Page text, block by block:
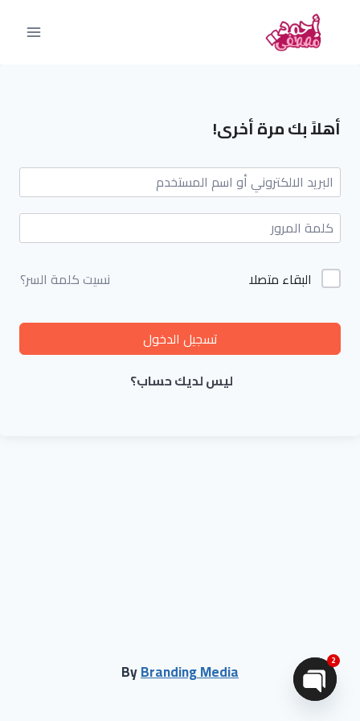
أهلاً بك مرة أخرى!
البقاء متصلا نسيت كلمة السر؟
تسجيل الدخول
ليس لديك حساب؟
ByBranding Media 2